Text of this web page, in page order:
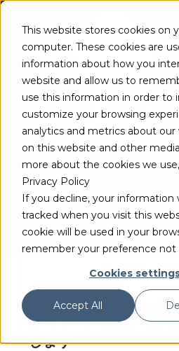
This website stores cookies on
computer. These cookies are
information about how you
website and allow us to
use this information in order to
customize your browsing
analytics and metrics about our
on this website and other
more about the cookies we
Privacy Policy
If you decline, your information
tracked when you visit this
cookie will be used in your
remember your preference not
Cookies
Accept All
HDR CONVERSION
効率的なライブ制
質4K60リアルタイ
無料でお試しください
ライブHDR制作の労
します